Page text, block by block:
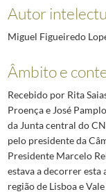
Autor
Miguel Figueiredo
Âmbito e
Recebido por Rita
Proença e José
da Junta central do
pelo presidente da
Presidente Marcelo
estava a decorrer esta
região de Lisboa e